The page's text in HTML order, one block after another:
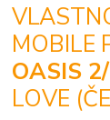
MOBILE
OASIS
LOVE